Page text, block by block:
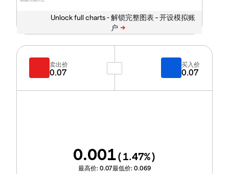
Unlock full charts -
卖出价
0.07
买入价
0.07
0.001(1.47%)
最高价: 0.07最低价: 0.069